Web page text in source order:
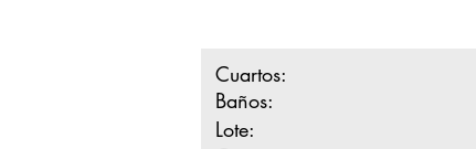
Cuartos:
Baños:
Lote: